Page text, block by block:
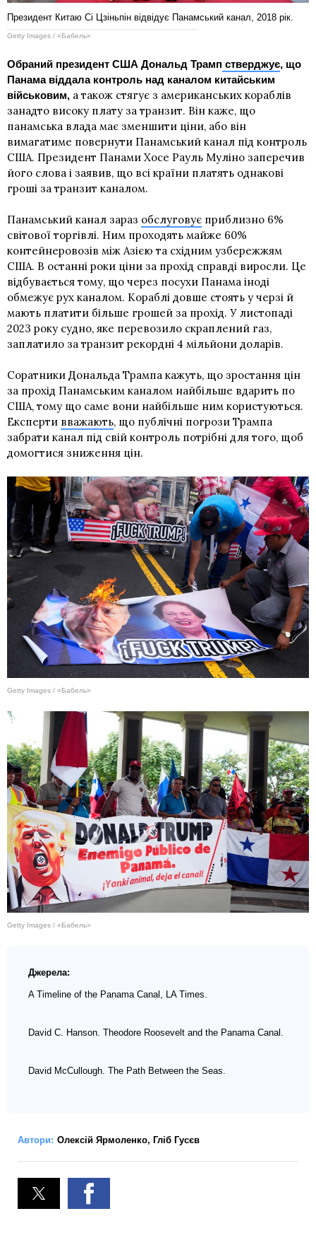
Президент Китаю Сі Цзіньпін відвідує Панамський канал, 2018 рік.
Getty Images / «Бабель»
Обраний президент США Дональд Трамп стверджує, що
Панама віддала контроль над каналом китайським
військовим, а також стягує з американських кораблів
занадто високу плату за транзит. Він каже, що
панамська влада має зменшити ціни, або він
вимагатиме повернути Панамський канал під контроль
США. Президент Панами Хосе Рауль Муліно заперечив
його слова і заявив, що всі країни платять однакові
гроші за транзит каналом.
Панамський канал зараз обслуговує приблизно 6%
світової торгівлі. Ним проходять майже 60%
контейнеровозів між Азією та східним узбережжям
США. В останні роки ціни за прохід справді виросли. Це
відбувається тому, що через посухи Панама іноді
обмежує рух каналом. Кораблі довше стоять у черзі й
мають платити більше грошей за прохід. У листопаді
2023 року судно, яке перевозило скраплений газ,
заплатило за транзит рекордні 4 мільйони доларів.
Соратники Дональда Трампа кажуть, що зростання цін
за прохід Панамським каналом найбільше вдарить по
США, тому що саме вони найбільше ним користуються.
Експерти вважають, що публічні погрози Трампа
забрати канал під свій контроль потрібні для того, щоб
домогтися зниження цін.
Getty Images / «Бабель»
Getty Images / «Бабель»
Джерела:
A Timeline of the Panama Canal, LA Times.
David C. Hanson. Theodore Roosevelt and the Panama Canal.
David McCullough. The Path Between the Seas.
Автори: Олексій Ярмоленко, Гліб Гусєв